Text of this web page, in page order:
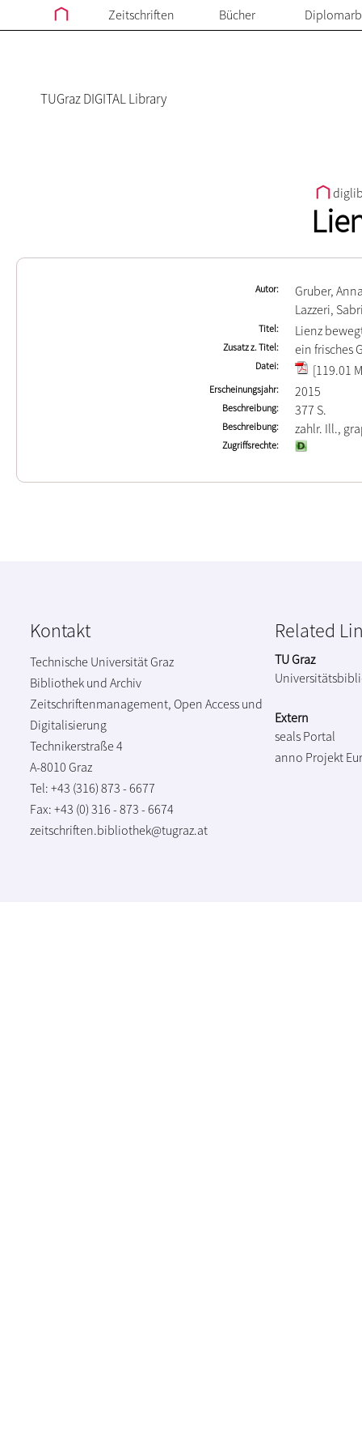
Zeitschriften Bücher
TUGraz DIGITAL Library
Autor
Gruber,
Lazzeri,
Titel Lienz
Zusatz z. Titel ein frisches
Datei [119.01
Erscheinungsjahr 2015
Beschreibung 377 S.
Beschreibung zahlr. Ill.,
Zugriffsrechte
Kontakt
Technische Universität Graz
Bibliothek und Archiv
Zeitschriftenmanagement, Open Access und
Digitalisierung
Technikerstraße 4
A-8010 Graz
Tel: +43 (316) 873 - 6677
Fax: +43 (0) 316 - 873 - 6674
zeitschriften.bibliothek@tugraz.at
Related
TU Graz
Extern
seals Portal
anno Projekt